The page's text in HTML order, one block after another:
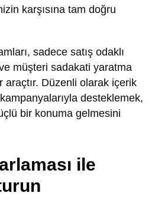
karşısına tam doğru
sadece satış odaklı
müşteri sadakati yaratma
araçtır. Düzenli olarak içerik
desteklemek,
bir konuma gelmesini
ile